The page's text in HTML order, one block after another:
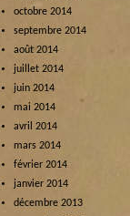
octobre 2014
septembre 2014
août 2014
juillet 2014
juin 2014
mai 2014
avril 2014
mars 2014
février 2014
janvier 2014
décembre 2013